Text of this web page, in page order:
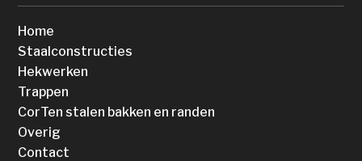
Home
Staalconstructies
Hekwerken
Trappen
CorTen stalen bakken en randen
Overig
Contact